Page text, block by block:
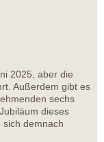
2025, aber die
Außerdem gibt es
sechs
dieses
sich demnach